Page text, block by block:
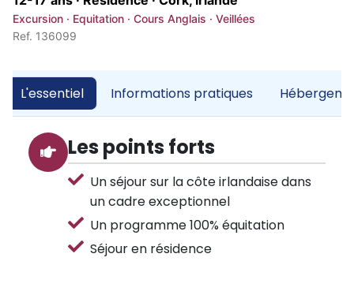
Excursion · Equitation · Cours Anglais · Veillées
Ref. 136099
L'essentiel Informations pratiques
Les points forts
Un séjour sur la côte irlandaise dans
un cadre exceptionnel
Un programme 100% équitation
Séjour en résidence